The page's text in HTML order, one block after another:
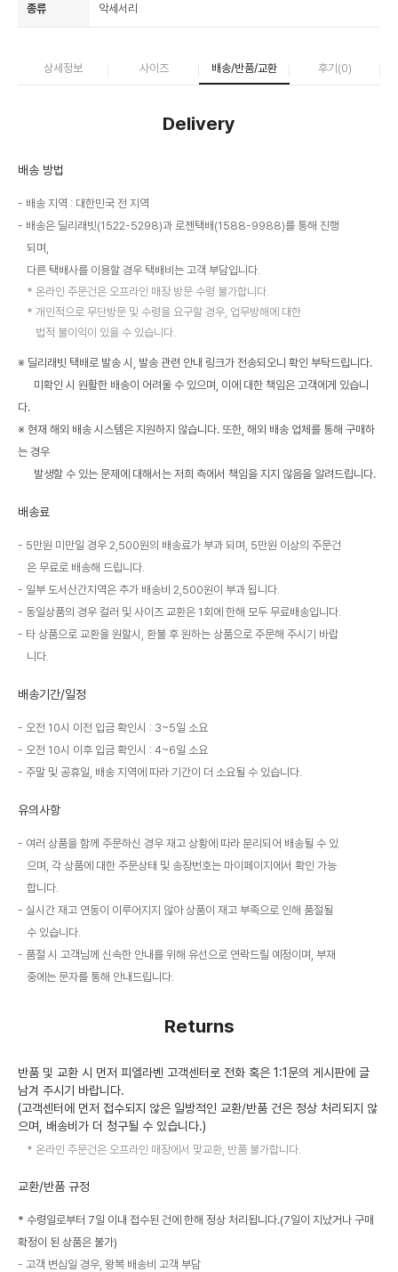
종류 악세서리
상세정보 사이즈 배송/반품/교환 후기(0)
Delivery
배송 방법
배송 지역 : 대한민국 전 지역
배송은 딜리래빗(1522-5298)과 로젠택배(1588-9988)를 통해 진행
되며,
다른 택배사를 이용할 경우 택배비는 고객 부담입니다.
온라인 주문건은 오프라인 매장 방문 수령 불가합니다.
개인적으로 무단방문 및 수령을 요구할 경우, 업무방해에 대한
법적 불이익이 있을 수 있습니다.
※ 딜리래빗 택배로 발송 시, 발송 관련 안내 링크가 전송되오니 확인 부탁드립니다.
미확인 시 원활한 배송이 어려울 수 있으며, 이에 대한 책임은 고객에게 있습니
다.
※ 현재 해외 배송 시스템은 지원하지 않습니다. 또한, 해외 배송 업체를 통해 구매하
는 경우
발생할 수 있는 문제에 대해서는 저희 측에서 책임을 지지 않음을 알려드립니다.
배송료
5만원 미만일 경우 2,500원의 배송료가 부과 되며, 5만원 이상의 주문건
은 무료로 배송해 드립니다.
일부 도서산간지역은 추가 배송비 2,500원이 부과 됩니다.
동일상품의 경우 컬러 및 사이즈 교환은 1회에 한해 모두 무료배송입니다.
타 상품으로 교환을 원할시, 환불 후 원하는 상품으로 주문해 주시기 바랍
니다.
배송기간/일정
오전 10시 이전 입금 확인시 : 3~5일 소요
오전 10시 이후 입금 확인시 : 4~6일 소요
주말 및 공휴일, 배송 지역에 따라 기간이 더 소요될 수 있습니다.
유의사항
여러 상품을 함께 주문하신 경우 재고 상황에 따라 분리되어 배송될 수 있
으며, 각 상품에 대한 주문상태 및 송장번호는 마이페이지에서 확인 가능
합니다.
실시간 재고 연동이 이루어지지 않아 상품이 재고 부족으로 인해 품절될
수 있습니다.
품절 시 고객님께 신속한 안내를 위해 유선으로 연락드릴 예정이며, 부재
중에는 문자를 통해 안내드립니다.
Returns
반품 및 교환 시 먼저 피엘라벤 고객센터로 전화 혹은 1:1문의 게시판에 글
남겨 주시기 바랍니다.
(고객센터에 먼저 접수되지 않은 일방적인 교환/반품 건은 정상 처리되지 않
으며, 배송비가 더 청구될 수 있습니다.)
온라인 주문건은 오프라인 매장에서 맞교환, 반품 불가합니다.
교환/반품 규정
* 수령일로부터 7일 이내 접수된 건에 한해 정상 처리됩니다.(7일이 지났거나 구매
확정이 된 상품은 불가)
고객 변심일 경우, 왕복 배송비 고객 부담